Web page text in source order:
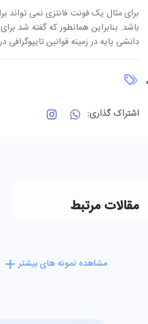
برای مثال یک فونت فانتزی نمی
باشد. بنابراین همانطور که گفته شد
دانشی پایه در زمینه قوانین تایپوگرافی
اشتراک گذاری:
مقالات مرتبط
مشاهده نمونه های بیشتر